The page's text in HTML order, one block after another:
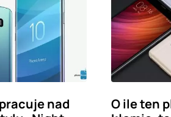
nad
O ile ten